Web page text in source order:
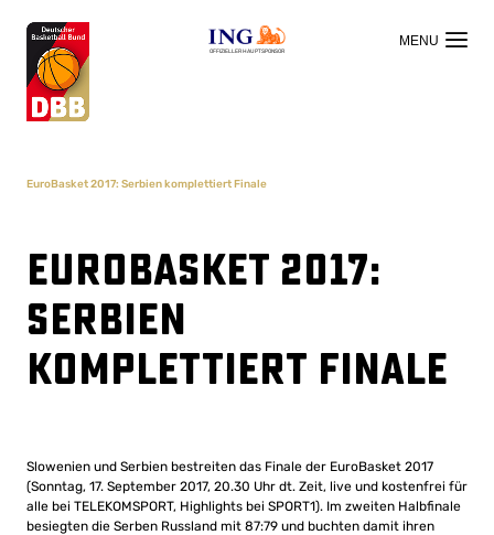
OFFIZIELLER HAUPTSPONSOR
EuroBasket 2017: Serbien komplettiert Finale
EuroBasket 2017:
Serbien
komplettiert Finale
Slowenien und Serbien bestreiten das Finale der EuroBasket 2017
(Sonntag, 17. September 2017, 20.30 Uhr dt. Zeit, live und kostenfrei für
alle bei TELEKOMSPORT, Highlights bei SPORT1). Im zweiten Halbfinale
besiegten die Serben Russland mit 87:79 und buchten damit ihren